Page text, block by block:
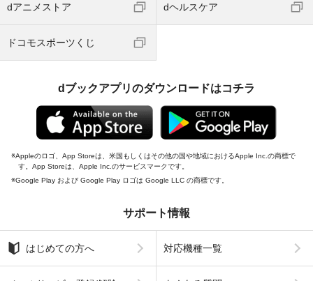
dアニメストア dヘルスケア
ドコモスポーツくじ
dブックアプリのダウンロードはコチラ
Appleのロゴ、App Storeは、米国もしくはその他の国や地域におけるApple Inc.の商標で
す。App Storeは、Apple Inc.のサービスマークです。
Google Play および Google Play ロゴは Google LLC の商標です。
サポート情報
はじめての方へ 対応機種一覧